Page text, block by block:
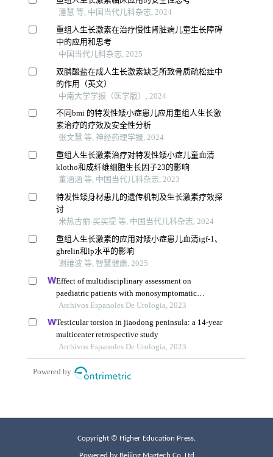
Copyright © Higher Education Press.